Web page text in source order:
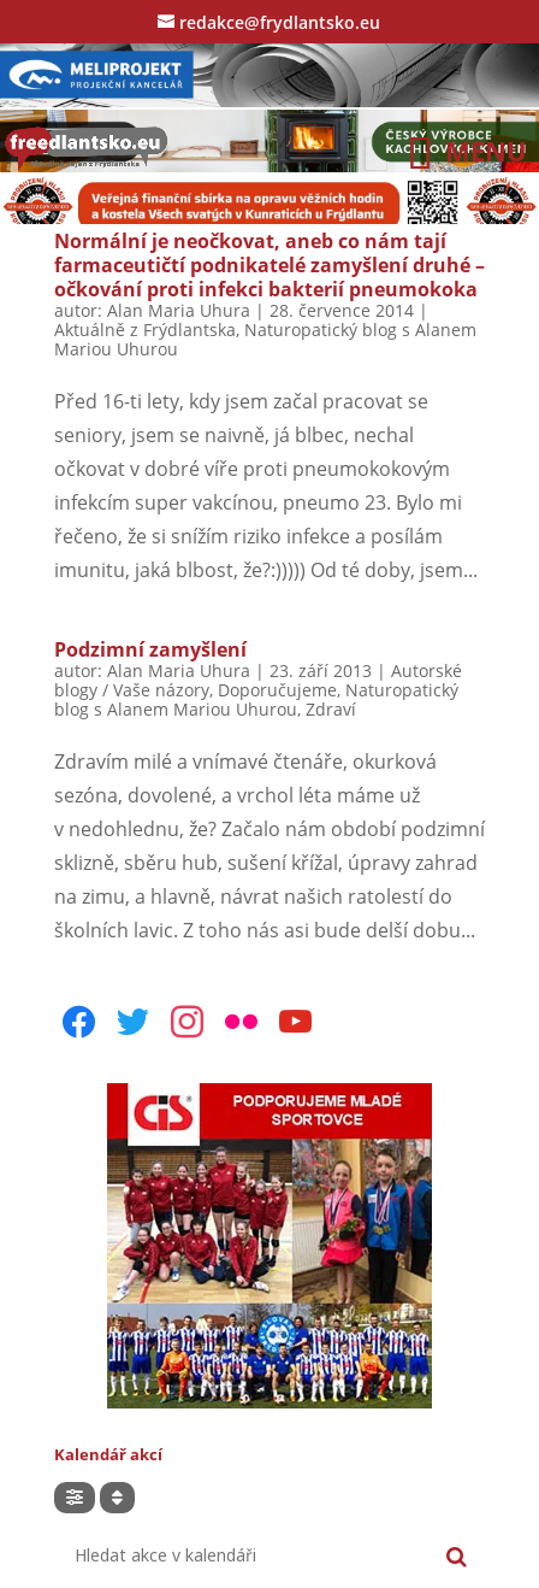
redakce@frydlantsko.eu
Normální je neočkovat, aneb co nám tají
farmaceutičtí podnikatelé zamyšlení druhé –
očkování proti infekci bakterií pneumokoka
autor: Alan Maria Uhura | 28. července 2014|
Aktuálně z Frýdlantska, Naturopatický blog s Alanem
Mariou Uhurou
Před 16-ti lety, kdy jsem začal pracovat se
seniory, jsem se naivně, já blbec, nechal
očkovat v dobré víře proti pneumokokovým
infekcím super vakcínou, pneumo 23. Bylo mi
řečeno, že si snížím riziko infekce a posílám
imunitu, jaká blbost, že?:))))) Od té doby, jsem...
Podzimní zamyšlení
autor: Alan Maria Uhura | 23. září 2013 | Autorské
blogy / Vaše názory, Doporučujeme, Naturopatický
blog s Alanem Mariou Uhurou, Zdraví
Zdravím milé a vnímavé čtenáře, okurková
sezóna, dovolené, a vrchol léta máme už
v nedohlednu, že? Začalo nám období podzimní
sklizně, sběru hub, sušení křížal, úpravy zahrad
na zimu, a hlavně, návrat našich ratolestí do
školních lavic. Z toho nás asi bude delší dobu...
facebooktwitterinstagram
flickr youtube
Kalendář akcí